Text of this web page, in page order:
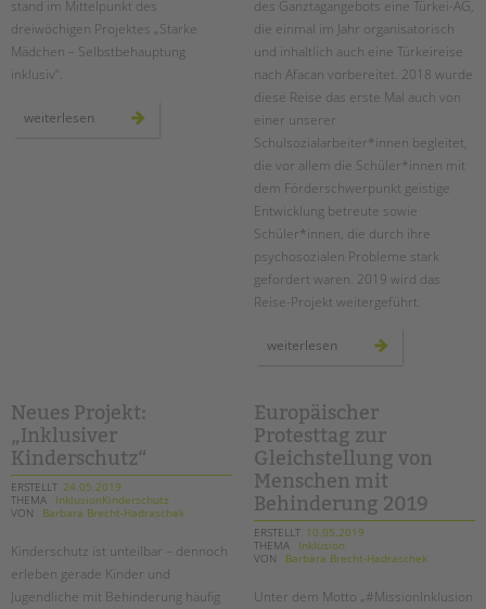
stand im Mittelpunkt des
dreiwöchigen Projektes „Starke
Mädchen – Selbstbehauptung
inklusiv“.
weiterlesen
mädchen
des Ganztagangebots eine Türkei-AG,
die einmal im Jahr organisatorisch
und inhaltlich auch eine Türkeireise
nach Afacan vorbereitet. 2018 wurde
diese Reise das erste Mal auch von
einer unserer
Schulsozialarbeiter*innen begleitet,
die vor allem die Schüler*innen mit
dem Förderschwerpunkt geistige
Entwicklung betreute sowie
Schüler*innen, die durch ihre
psychosozialen Probleme stark
gefordert waren. 2019 wird das
Reise-Projekt weitergeführt.
weiterlesen plastik
inklusive
türkeireise
Neues Projekt:
„Inklusiver
Kinderschutz“
ERSTELLT 24.05.2019
THEMA
InklusionKinderschutz
VON
Barbara Brecht-Hadraschek
Kinderschutz ist unteilbar – dennoch
erleben gerade Kinder und
Jugendliche mit Behinderung häufig
Europäischer
Protesttag zur
Gleichstellung von
Menschen mit
Behinderung 2019
ERSTELLT 10.05.2019
THEMA
Inklusion
VON
Barbara Brecht-Hadraschek
Unter dem Motto „#MissionInklusion